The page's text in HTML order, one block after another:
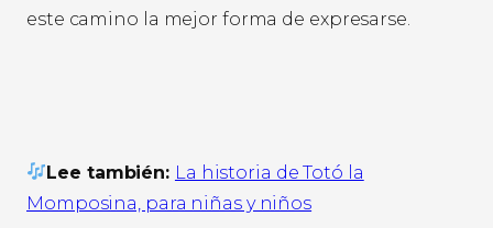
este camino la mejor forma de expresarse.
Lee también: La historia de Totó la
Momposina, para niñas y niños